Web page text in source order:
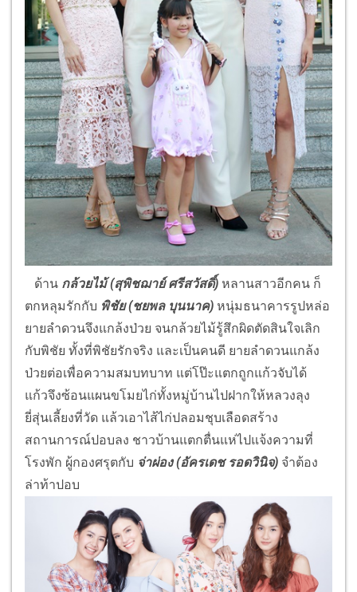
ด้าน กล้วยไม้ (สุพิชฌาย์ ศรีสวัสดิ์) หลานสาวอีกคน ก็
ตกหลุมรักกับ พิชัย (ชยพล บุนนาค) หนุ่มธนาคารรูปหล่อ
ยายลำดวนจึงแกล้งป่วย จนกล้วยไม้รู้สึกผิดตัดสินใจเลิก
กับพิชัย ทั้งที่พิชัยรักจริง และเป็นคนดี ยายลำดวนแกล้ง
ป่วยต่อเพื่อความสมบทบาท แต่โป๊ะแตกถูกแก้วจับได้
แก้วจึงซ้อนแผนขโมยไก่ทั้งหมู่บ้านไปฝากให้หลวงลุง
ยี่สุ่นเลี้ยงที่วัด แล้วเอาไส้ไก่ปลอมชุบเลือดสร้าง
สถานการณ์ปอบลง ชาวบ้านแตกตื่นแห่ไปแจ้งความที่
โรงพัก ผู้กองศรุตกับ จ่าผ่อง (อัครเดช รอดวินิจ) จำต้อง
ล่าท้าปอบ